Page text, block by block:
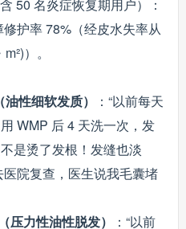
50 名炎症恢复期用户）：
护率 78%（经皮水失率从
）。
性细软发质）
：“以前每天
WMP 后 4 天洗一次，发
是烫了发根！发缝也淡
院复查，医生说我毛囊堵
压力性油性脱发）
：“以前